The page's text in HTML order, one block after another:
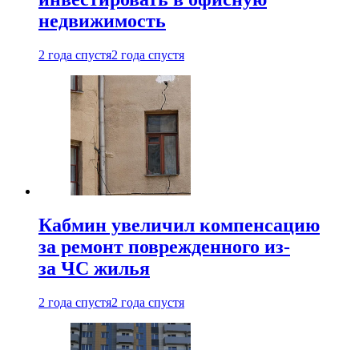
недвижимость
2 года спустя2 года спустя
Кабмин увеличил компенсацию
за ремонт поврежденного из-
за ЧС жилья
2 года спустя2 года спустя